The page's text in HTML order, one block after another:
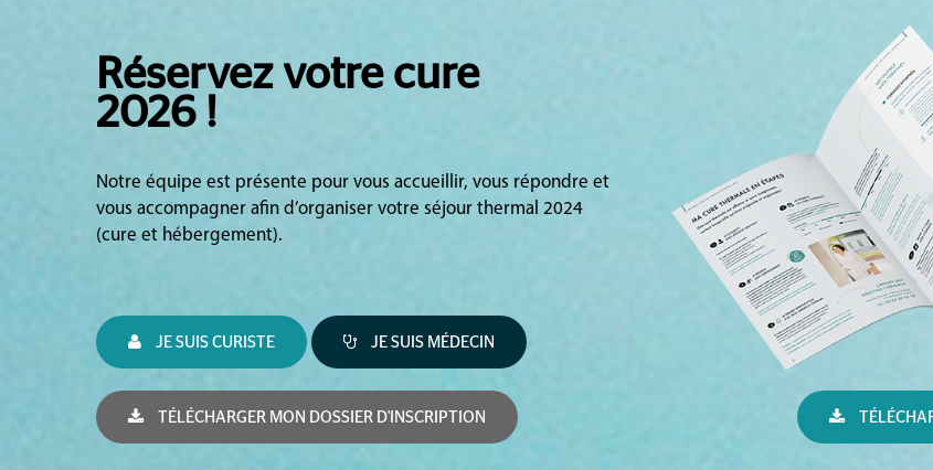
Réservez votre cure
2026 !
Notre équipe est présente pour vous accueillir, vous répondre et
vous accompagner afin d’organiser votre séjour thermal 2024
(cure et hébergement).
JE SUIS CURISTE JE SUIS MÉDECIN
TÉLÉCHARGER MON DOSSIER D'INSCRIPTION